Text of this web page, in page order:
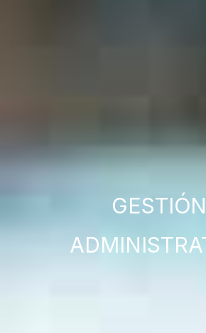
GESTIÓN